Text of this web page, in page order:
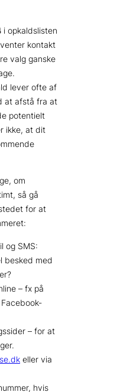
i opkaldslisten
kontakt
valg ganske
lever ofte af
at afstå fra at
potentielt
ikke, at dit
om
så gå
for at
og SMS:
besked med
– fx på
– for at
eller via
hvis